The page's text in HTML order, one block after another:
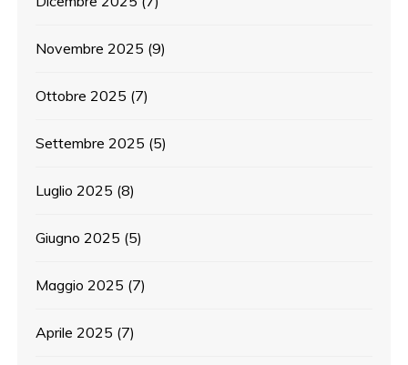
Novembre 2025 (9)
Ottobre 2025 (7)
Settembre 2025 (5)
Luglio 2025 (8)
Giugno 2025 (5)
Maggio 2025 (7)
Aprile 2025 (7)